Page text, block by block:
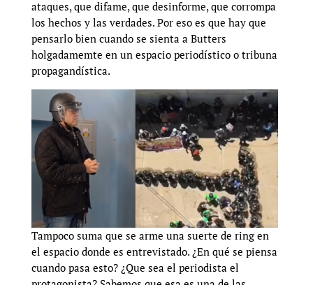
ataques, que difame, que desinforme, que corrompa
los hechos y las verdades. Por eso es que hay que
pensarlo bien cuando se sienta a Butters
holgadamemte en un espacio periodístico o tribuna
propagandística.
Tampoco suma que se arme una suerte de ring en
el espacio donde es entrevistado. ¿En qué se piensa
cuando pasa esto? ¿Que sea el periodista el